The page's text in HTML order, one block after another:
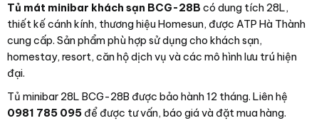
Tủ mát minibar khách sạn BCG-28B có dung tích 28L,
thiết kế cánh kính, thương hiệu Homesun, được ATP Hà Thành
cung cấp. Sản phẩm phù hợp sử dụng cho khách sạn,
homestay, resort, căn hộ dịch vụ và các mô hình lưu trú hiện
đại.
Tủ minibar 28L BCG-28B được bảo hành 12 tháng. Liên hệ
0981 785 095 để được tư vấn, báo giá và đặt mua hàng.